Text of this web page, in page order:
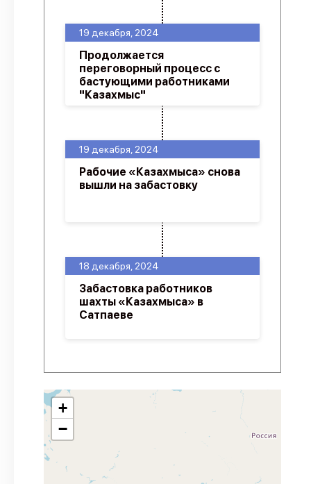
18 декабря, 2024
Забастовка работников
шахты «Казахмыса» в
Сатпаеве
19 декабря, 2024
Рабочие «Казахмыса» снова
вышли на забастовку
19 декабря, 2024
Продолжается
переговорный процесс с
бастующими работниками
"Казахмыс"
+
−